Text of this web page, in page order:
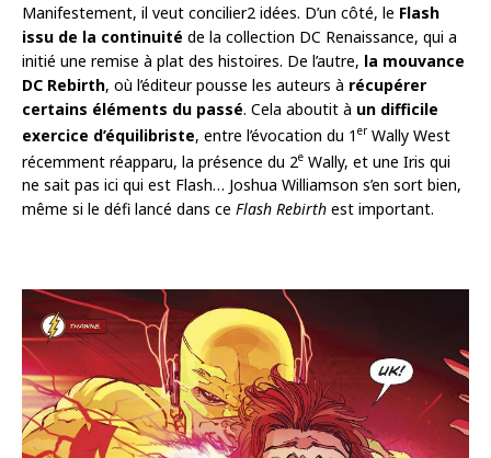
Manifestement, il veut concilier2 idées. D’un côté, le Flash
issu de la continuité de la collection DC Renaissance, qui a
initié une remise à plat des histoires. De l’autre, la mouvance
DC Rebirth, où l’éditeur pousse les auteurs à récupérer
certains éléments du passé. Cela aboutit à un difficile
exercice d’équilibriste, entre l’évocation du 1 erWally West
récemment réapparu, la présence du 2e Wally, et une Iris qui
ne sait pas ici qui est Flash… Joshua Williamson s’en sort bien,
même si le défi lancé dans ce Flash Rebirth est important.